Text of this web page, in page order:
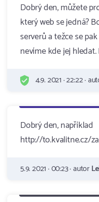
Dobrý den, můžete
který web se jedná?
serverů a težce se
nevíme kde jej
4.9. 2021 · 22:22 ·
Dobrý den, například
http://to.kvalitne.cz/
5.9. 2021 · 00:23 · autor